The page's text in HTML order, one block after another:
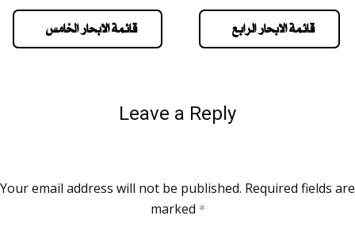
قائمة الابحار الخامس قائمة الابحار الرابع
Leave a Reply
Your email address will not be published. Required fields are
marked *